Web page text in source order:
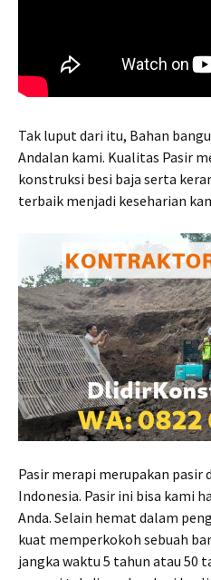
Tak luput dari itu, Bahan
Andalan kami. Kualitas Pasir
konstruksi besi baja serta
terbaik menjadi keseharian
Pasir merapi merupakan pasir
Indonesia. Pasir ini bisa kami
Anda. Selain hemat dalam
kuat memperkokoh sebuah
jangka waktu 5 tahun atau 50